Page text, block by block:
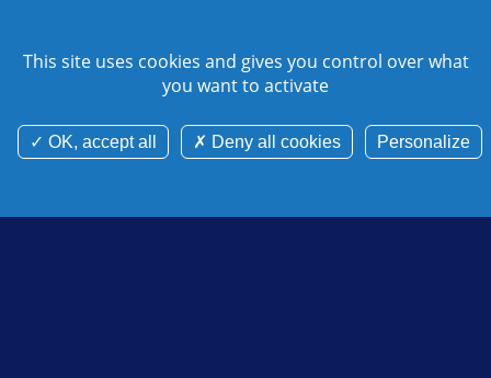
Mentions légales
Cookies et données personnelles
This site uses cookies and gives you control over what
you want to activate
OK, accept all Deny all cookies Personalize